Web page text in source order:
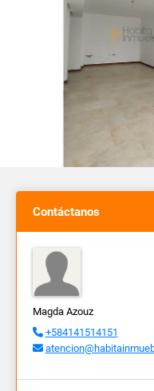
Contáctanos
Magda Azouz
+584141514151